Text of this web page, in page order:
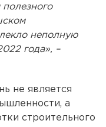
неполную
года», –
не является
а
строительного